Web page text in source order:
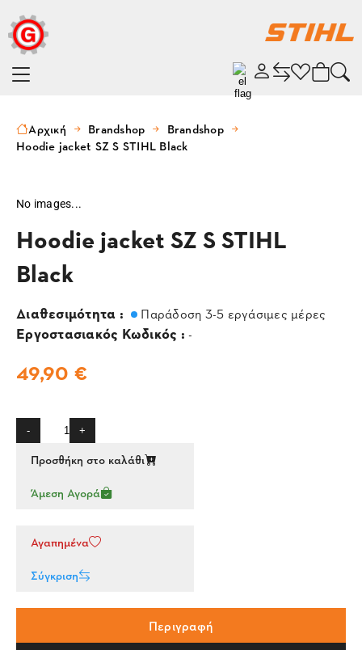
Αρχική Brandshop
Brandshop
Hoodie jacket SZ S STIHL Black
No images...
Hoodie jacket SZ S STIHL
Black
Διαθεσιμότητα : Παράδοση 3-5 εργάσιμες μέρες
Εργοστασιακός Κωδικός : -
49,90 €
- +
Προσθήκη στο καλάθι
Άμεση Αγορά
Αγαπημένα
Σύγκριση
Περιγραφή